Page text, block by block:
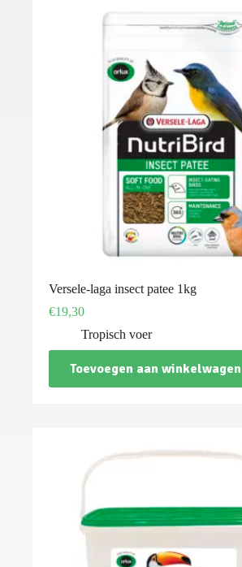
Versele-laga insect patee 1kg
€19,30
Tropisch voer
Toevoegen aan winkelwagen